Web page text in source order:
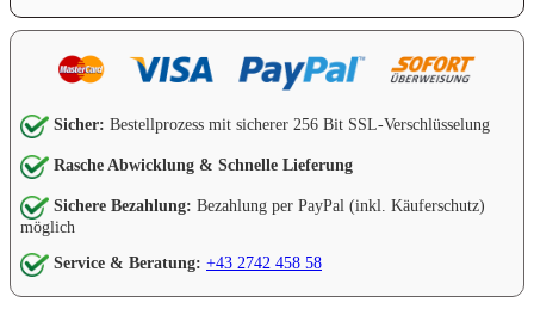
Sicher: Bestellprozess mit sicherer 256 Bit SSL-Verschlüsselung
Rasche Abwicklung & Schnelle Lieferung
Sichere Bezahlung: Bezahlung per PayPal (inkl. Käuferschutz)
möglich
Service & Beratung: +43 2742 458 58